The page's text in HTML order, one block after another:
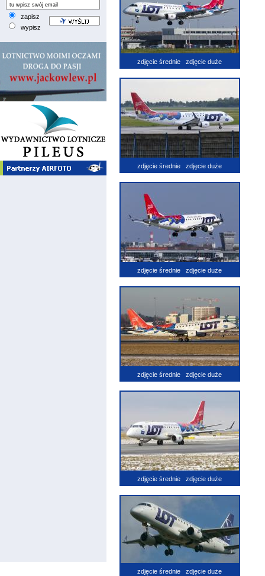
zapisz
wypisz
zdjęcie średnie zdjęcie duże
zdjęcie średnie zdjęcie duże
zdjęcie średnie zdjęcie duże
zdjęcie średnie zdjęcie duże
zdjęcie średnie zdjęcie duże
zdjęcie średnie zdjęcie duże